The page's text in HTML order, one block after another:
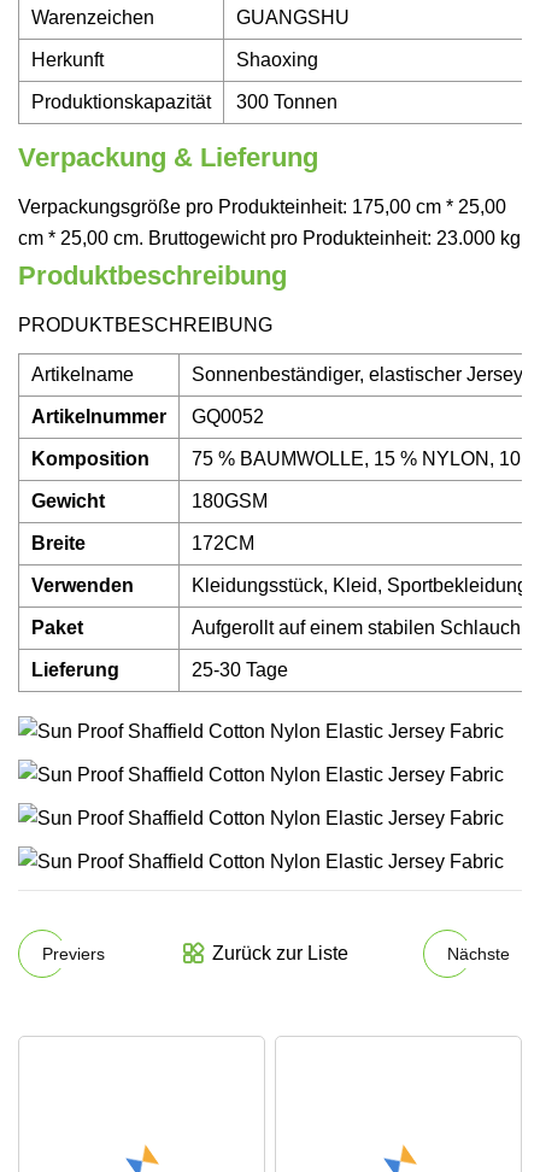
Warenzeichen GUANGSHU
Herkunft Shaoxing
Produktionskapazität 300 Tonnen
Verpackung & Lieferung
Verpackungsgröße pro Produkteinheit: 175,00 cm * 25,00
cm * 25,00 cm. Bruttogewicht pro Produkteinheit: 23.000 kg
Produktbeschreibung
PRODUKTBESCHREIBUNG
Artikelname Sonnenbeständiger, elastischer
Artikelnummer GQ0052
Komposition 75 % BAUMWOLLE, 15 % NYLON, 10
Gewicht 180GSM
Breite 172CM
Verwenden Kleidungsstück, Kleid,
Paket Aufgerollt auf einem stabilen Schlauch
Lieferung 25-30 Tage
Previers Zurück zur Liste Nächste